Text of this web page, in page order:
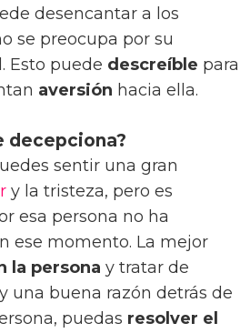
desencantar a los
se preocupa por su
Esto puede descreíble para
aversión hacia ella.
decepciona?
sentir una gran
y la tristeza, pero es
esa persona no ha
ese momento. La mejor
la persona y tratar de
una buena razón detrás de
puedas resolver el